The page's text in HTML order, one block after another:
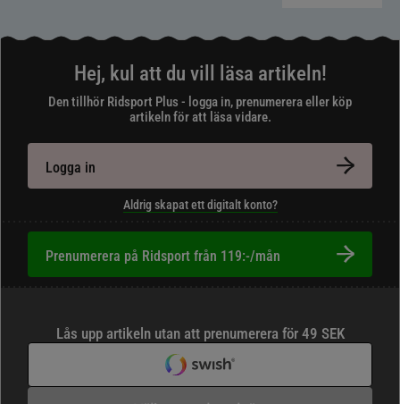
Hej, kul att du vill läsa artikeln!
Den tillhör Ridsport Plus - logga in, prenumerera eller köp
artikeln för att läsa vidare.
Logga in
Aldrig skapat ett digitalt konto?
Prenumerera på Ridsport från 119:-/mån